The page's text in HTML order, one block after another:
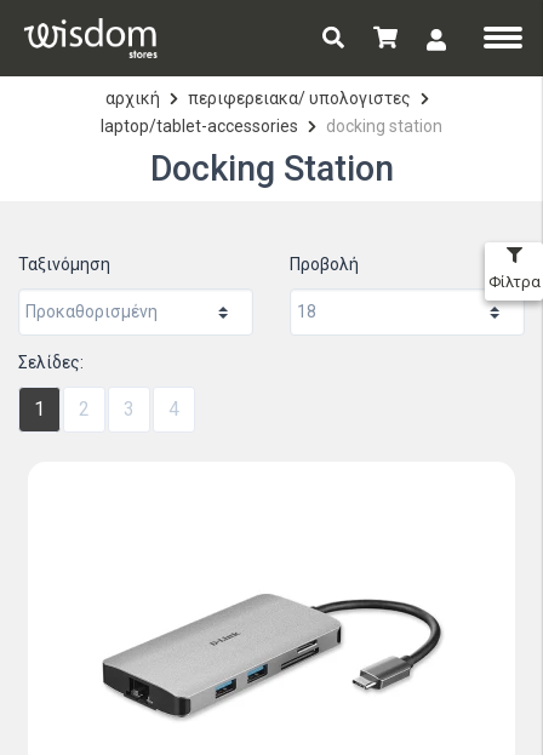
αρχική
περιφερειακα/ υπολογιστες
laptop/tablet-accessories
docking station
Docking Station
Ταξινόμηση Προβολή
Σελίδες:
1 2 3 4
Φίλτρα